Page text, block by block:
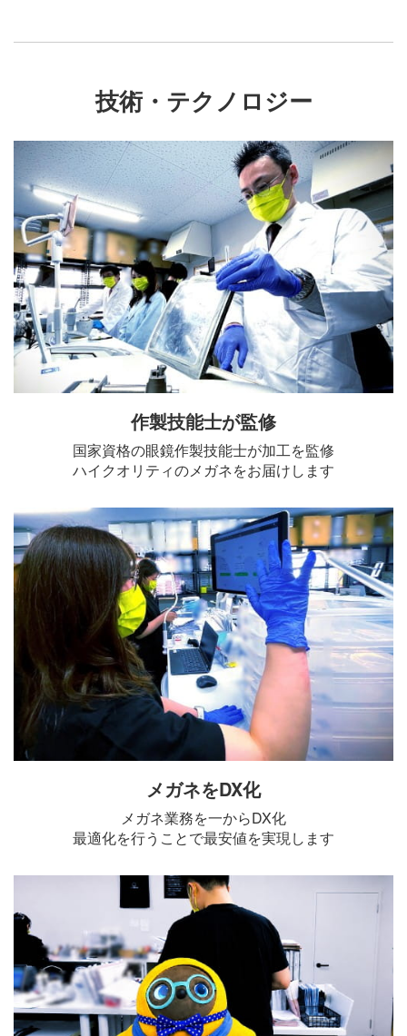
技術・テクノロジー
作製技能士が監修
国家資格の眼鏡作製技能士が加工を監修
ハイクオリティのメガネをお届けします
メガネをDX化
メガネ業務を一からDX化
最適化を行うことで最安値を実現します